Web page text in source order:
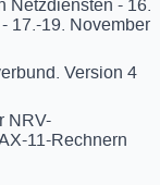
Netzdiensten - 16.
17.-19. November
Version 4
NRV-
11-Rechnern